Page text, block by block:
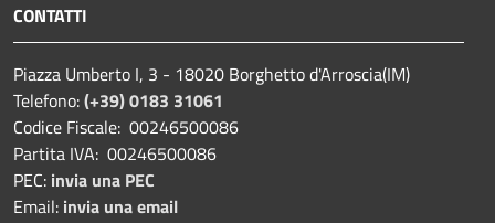
CONTATTI
Piazza Umberto I, 3 - 18020 Borghetto d'Arroscia(IM)
Telefono:(+39) 0183 31061
Codice Fiscale: 00246500086
Partita IVA: 00246500086
PEC: invia una PEC
Email: invia una email